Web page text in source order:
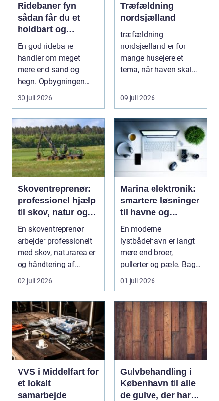
Ridebaner fyn
sådan får du et
holdbart og
funktionelt
underlag
En god ridebane
handler om meget
mere end sand og
hegn. Opbygningen
under overfladen afgør,
hvor meg...
30 juli 2026
Træfældning
nordsjælland
træfældning
nordsjælland er for
mange husejere et
tema, når haven skal
skal ...
09 juli 2026
Skoventreprenør:
professionel hjælp
til skov, natur og
træopgaver
En skoventreprenør
arbejder professionelt
med skov, naturarealer
og håndtering af
tr&ae...
02 juli 2026
Marina elektronik:
smartere løsninger
til havne og
bådejere
En moderne
lystbådehavn er langt
mere end broer,
pullerter og pæle. Bag
kulissen ligger et net af
st...
01 juli 2026
VVS i Middelfart for
et lokalt
samarbejde
Gulvbehandling i
København til alle
de gulve, der har